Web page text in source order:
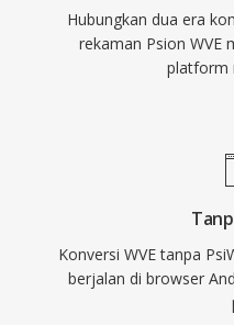
Hubungkan dua era
rekaman Psion WVE
platform
Konversi WVE tanpa
berjalan di browser